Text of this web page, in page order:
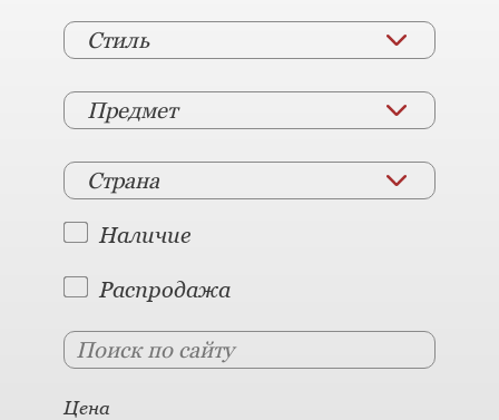
Стиль
Предмет
Страна
Наличие
Распродажа
Цена